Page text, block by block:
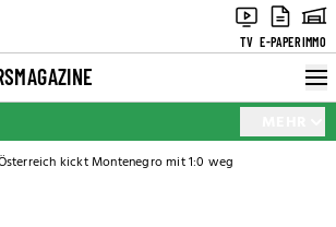
TV E-PAPERIMMO
MAGAZINE
kickt Montenegro mit 1:0 weg